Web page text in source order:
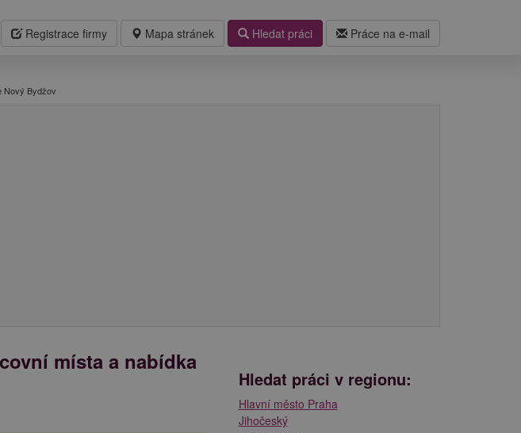
Mapa stránek Hledat práci Práce na e-mail
Registrace firmy
Nový Bydžov
místa a nabídka
Hledat práci v regionu:
Hlavní město Praha
Jihočeský